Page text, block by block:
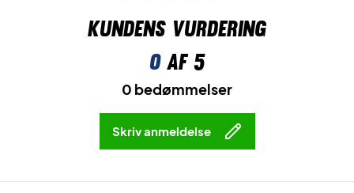
Kundens vurdering
0af 5
0 bedømmelser
Skriv anmeldelse